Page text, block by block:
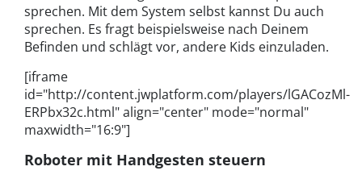
sprechen. Mit dem System selbst kannst Du auch
sprechen. Es fragt beispielsweise nach Deinem
Befinden und schlägt vor, andere Kids einzuladen.
[iframe
id="http://content.jwplatform.com/players/lGACozMl-
ERPbx32c.html" align="center" mode="normal"
maxwidth="16:9"]
Roboter mit Handgesten steuern